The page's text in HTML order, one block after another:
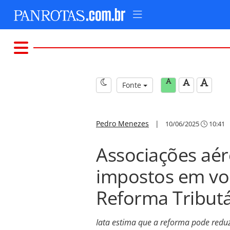
Fonte
Pedro Menezes | 10/06/2025 10:41
Associações
impostos em
Reforma
Iata estima que a reforma pode